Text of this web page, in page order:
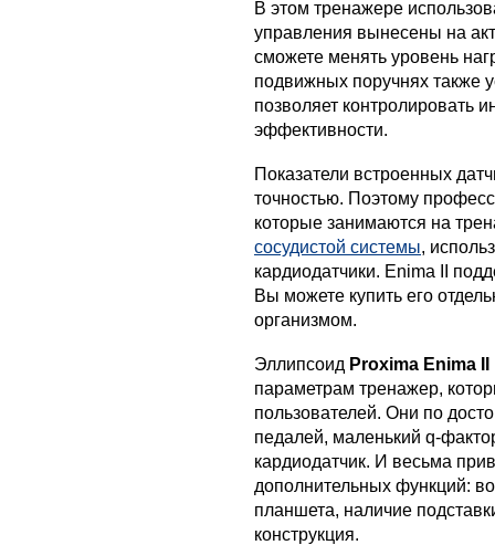
В этом тренажере
управления вынесены на
сможете менять уровень
подвижных поручнях также
позволяет контролировать
эффективности.
Показатели встроенных
точностью. Поэтому
которые занимаются на
сосудистой системы,
кардиодатчики. Enima II
Вы можете купить его
организмом.
Эллипсоид Proxima Enima
параметрам тренажер,
пользователей. Они по
педалей, маленький q-
кардиодатчик. И весьма
дополнительных функций:
планшета, наличие
конструкция.